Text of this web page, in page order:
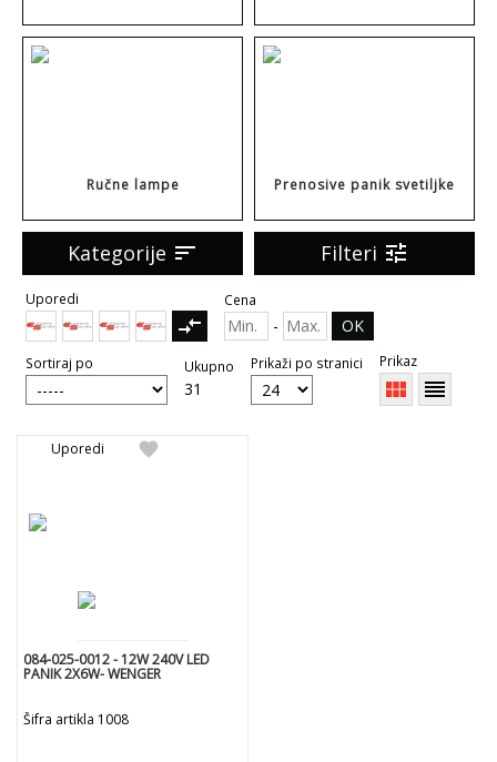
Ručne lampe Prenosive panik svetiljke
Kategorije sort Filteri tune
Uporedi
compare_arrows
Cena
- OK
Sortiraj po Ukupno
31
Prikaži po stranici Prikaz
view_module reorder
favorite
Uporedi
084-025-0012 - 12W 240V LED
PANIK 2X6W- WENGER
Šifra artikla 1008